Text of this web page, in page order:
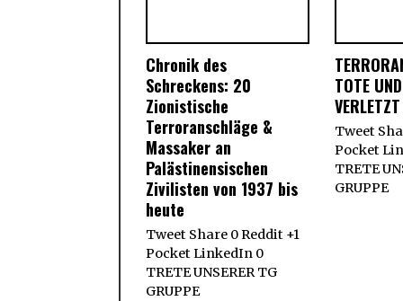
Chronik des
Schreckens: 20
Zionistische
Terroranschläge &
Massaker an
Palästinensischen
Zivilisten von 1937 bis
heute
Tweet Share 0 Reddit +1
Pocket LinkedIn 0
TRETE UNSERER TG
GRUPPE
TOTE
VERLETZT
Tweet
Pocket
TRETE
GRUPPE